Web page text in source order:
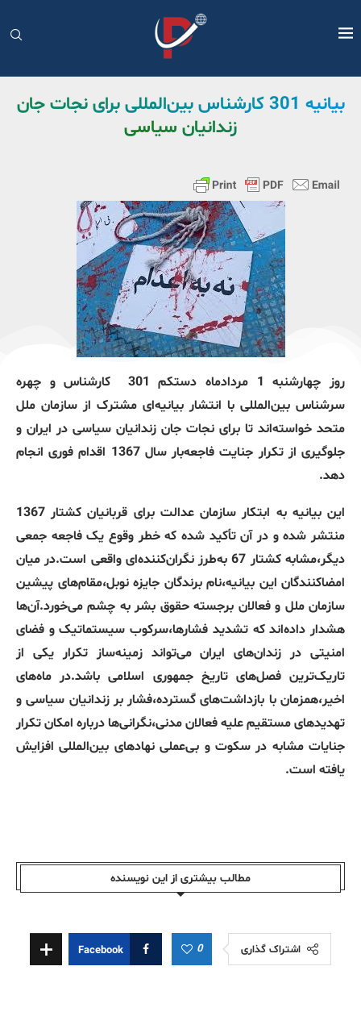
بیانیه 301 کارشناس بین‌المللی برای نجات جان
زندانیان سیاسی
روز چهارشنبه 1 مردادماه دستکم 301
کارشناس و چهره‌
سرشناس بین‌المللی با انتشار بیانیه‌ای مشترک از سازمان ملل
متحد خواسته‌اند تا برای نجات جان زندانیان سیاسی در ایران و
جلوگیری از تکرار جنایت فاجعه‌بار سال 1367 اقدام فوری انجام
دهد.
این بیانیه به ابتکار سازمان عدالت برای قربانیان کشتار 1367
منتشر شده و در آن تأکید شده که خطر وقوع یک فاجعه جمعی
دیگر،مشابه کشتار 67 به‌طرز نگران‌کننده‌ای واقعی است.در میان
امضاکنندگان این بیانیه،نام برندگان جایزه نوبل،مقام‌های پیشین
سازمان ملل و فعالان برجسته حقوق بشر به چشم می‌خورد.آن‌ها
هشدار داده‌اند که تشدید فشارها،سرکوب‌ سیستماتیک و فضای
امنیتی در زندان‌های ایران می‌تواند زمینه‌ساز تکرار یکی از
تاریک‌ترین فصل‌های تاریخ جمهوری اسلامی باشد.در ماه‌های
اخیر،همزمان با بازداشت‌های گسترده،فشار بر زندانیان سیاسی و
تهدیدهای مستقیم علیه فعالان مدنی،نگرانی‌ها درباره امکان تکرار
جنایات مشابه در سکوت و بی‌عملی نهادهای بین‌المللی افزایش
یافته است.
مطالب بیشتری از این نویسندە
اشتراک گذاری 0
Facebook